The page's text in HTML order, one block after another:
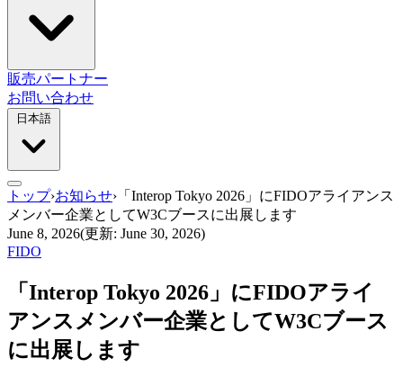
販売パートナー
お問い合わせ
トップ›お知らせ› 「Interop Tokyo 2026」にFIDOアライアンス
メンバー企業としてW3Cブースに出展します
June 8, 2026(更新: June 30, 2026)
FIDO
「Interop Tokyo 2026」にFIDOアライ
アンスメンバー企業としてW3Cブース
に出展します